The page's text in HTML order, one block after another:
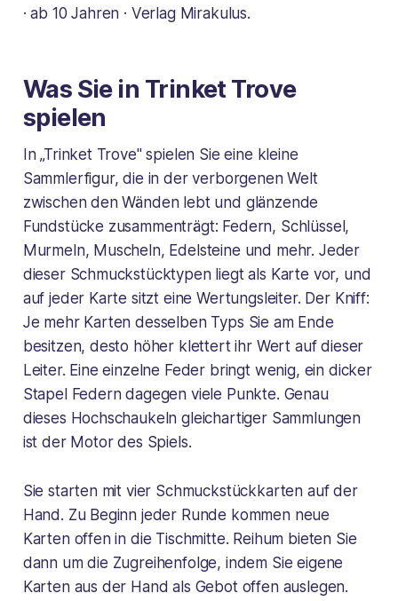
· ab 10 Jahren · Verlag Mirakulus.
Was Sie in Trinket Trove
spielen
In „Trinket Trove" spielen Sie eine kleine
Sammlerfigur, die in der verborgenen Welt
zwischen den Wänden lebt und glänzende
Fundstücke zusammenträgt: Federn, Schlüssel,
Murmeln, Muscheln, Edelsteine und mehr. Jeder
dieser Schmuckstücktypen liegt als Karte vor, und
auf jeder Karte sitzt eine Wertungsleiter. Der Kniff:
Je mehr Karten desselben Typs Sie am Ende
besitzen, desto höher klettert ihr Wert auf dieser
Leiter. Eine einzelne Feder bringt wenig, ein dicker
Stapel Federn dagegen viele Punkte. Genau
dieses Hochschaukeln gleichartiger Sammlungen
ist der Motor des Spiels.
Sie starten mit vier Schmuckstückkarten auf der
Hand. Zu Beginn jeder Runde kommen neue
Karten offen in die Tischmitte. Reihum bieten Sie
dann um die Zugreihenfolge, indem Sie eigene
Karten aus der Hand als Gebot offen auslegen.